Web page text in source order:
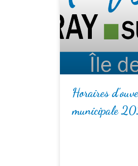
Horaires
municipale